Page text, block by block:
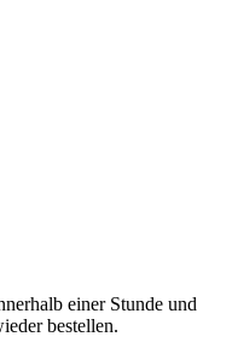
einer Stunde und
bestellen.